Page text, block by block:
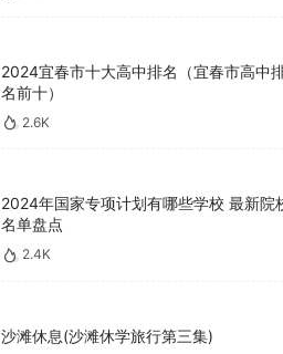
2024宜春市十大高中排名（宜春市高中
名前十）
2.6K
2024年国家专项计划有哪些学校 最新院
名单盘点
2.4K
沙滩休息(沙滩休学旅行第三集)